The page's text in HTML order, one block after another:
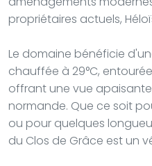
propriétaires actuels,
Le domaine bénéficie
chauffée à 29°C,
offrant une vue
normande. Que ce soit
ou pour quelques
du Clos de Grâce est un